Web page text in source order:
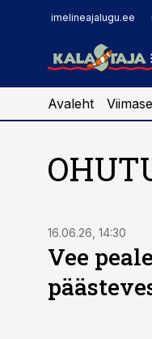
imelineajalugu.ee
imelineteadus.ee
kaubandus.ee
Avaleht
16.06.26, 14:30
Vee